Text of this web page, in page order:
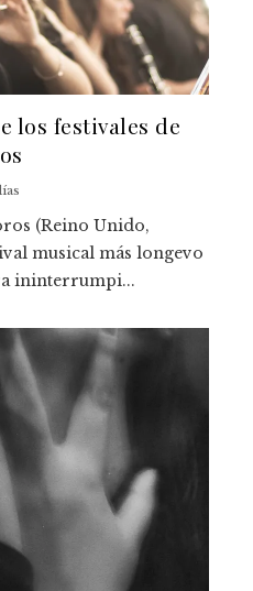
los festivales de
(Reino Unido,
musical más longevo
ininterrumpi...